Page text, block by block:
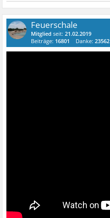
Feuerschale
Mitglied seit:21.02.2019
Beiträge: 16801 Danke:23562